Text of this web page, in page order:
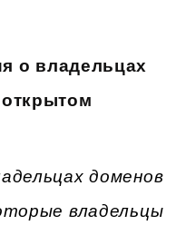
о владельцах
доменов
владельцы